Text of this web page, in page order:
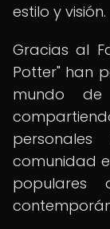
estilo y visión.
Gracias al
Potter" han
mundo
comunidad